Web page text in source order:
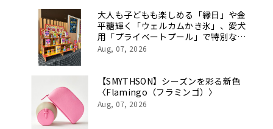
大人も子どもも楽しめる「縁日」や金
平糖輝く「ウェルカムかき氷」、愛犬
用「プライベートプール」で特別な夏
休みをお届け
Aug, 07, 2026
【SMYTHSON】シーズンを彩る新色
〈Flamingo（フラミンゴ）〉
Aug, 07, 2026